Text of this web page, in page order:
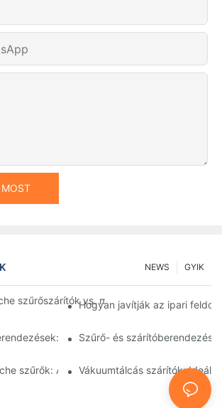
GYIK
NEWS
szűrőszárítók vs. más szárítási módszerek:
Hogyan javítják az ipari
Az innovációk alakítják a jövőt
Szűrő- és
szűrők: Alkalmazások a vegyiparban és az
Vákuumtálcás szárítók: